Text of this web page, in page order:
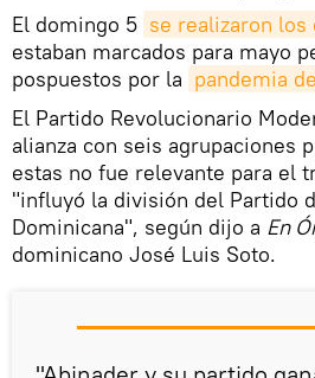
El domingo 5 se realizaron los
estaban marcados para mayo
pospuestos por la pandemia
El Partido Revolucionario
alianza con seis agrupaciones
estas no fue relevante para el
"influyó la división del Partido
Dominicana", según dijo a En
dominicano José Luis Soto.